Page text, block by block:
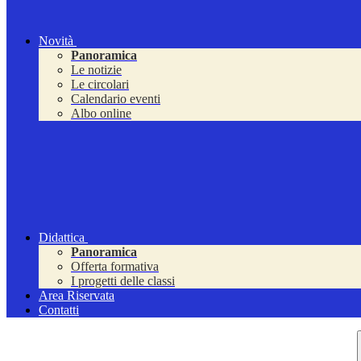
Novità
Panoramica
Le notizie
Le circolari
Calendario eventi
Albo online
Didattica
Panoramica
Offerta formativa
I progetti delle classi
Area Riservata
Contatti